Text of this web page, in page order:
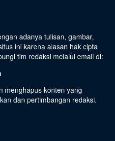
adanya tulisan, gambar,
ini karena alasan hak cipta
tim redaksi melalui email di:
menghapus konten yang
dan pertimbangan redaksi.